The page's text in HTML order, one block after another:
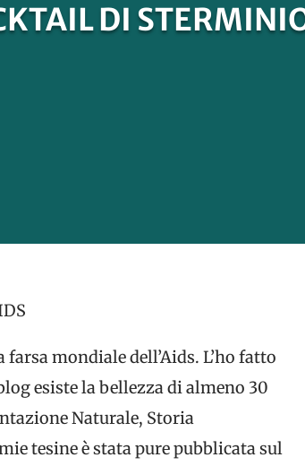
DI
mondiale dell’Aids. L’ho fatto
esiste la bellezza di almeno 30
Naturale, Storia
tesine è stata pure pubblicata sul